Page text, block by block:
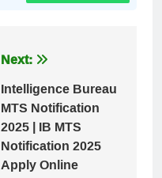
Next:
Intelligence Bureau
MTS Notification
2025 | IB MTS
Notification 2025
Apply Online